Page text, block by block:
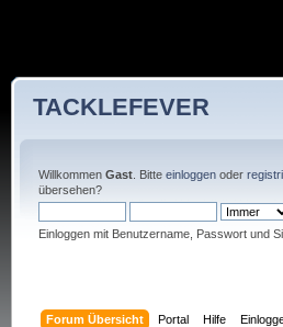
TACKLEFEVER
Willkommen Gast. Bitte einloggenoder
übersehen?
Einloggen mit Benutzername, Passwort und
Forum Übersicht Portal Hilfe